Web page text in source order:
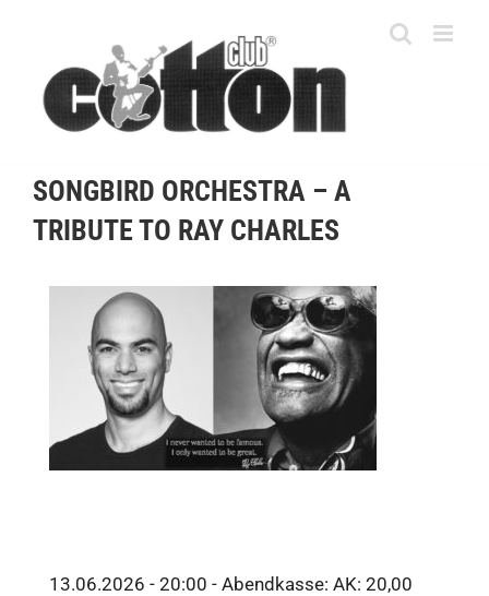
content
SONGBIRD ORCHESTRA – A
TRIBUTE TO RAY CHARLES
13.06.2026 - 20:00 - Abendkasse: AK: 20,00